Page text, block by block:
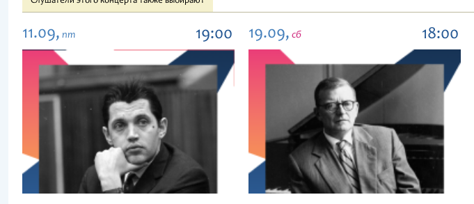
11.09, пт 19:00 19.09, сб 18:00